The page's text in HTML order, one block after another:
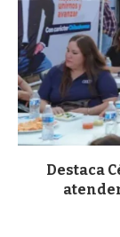
Destaca